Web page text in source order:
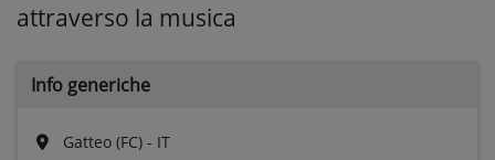
attraverso la musica
Info generiche
Gatteo (FC) - IT